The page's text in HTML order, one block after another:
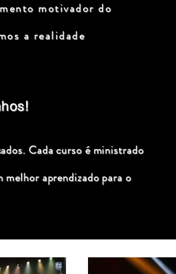
motivador do
a realidade
Cada curso é ministrado
aprendizado para o